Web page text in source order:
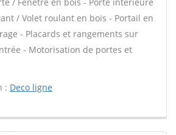
/ Volet roulant en bois - Portail en
- Placards et rangements sur
- Motorisation de portes et
: Deco ligne